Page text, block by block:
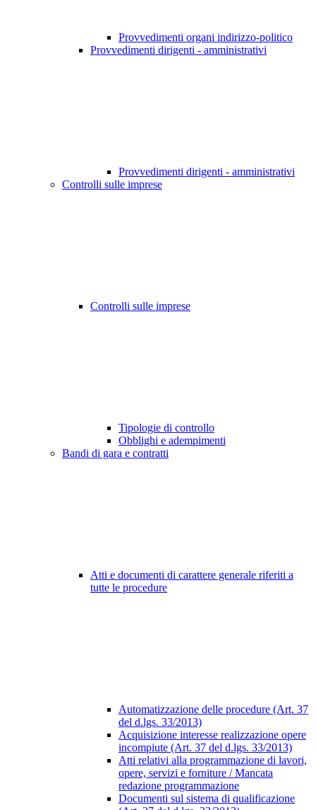
Provvedimenti organi indirizzo-politico
Provvedimenti dirigenti - amministrativi
Provvedimenti dirigenti - amministrativi
Controlli sulle imprese
Controlli sulle imprese
Tipologie di controllo
Obblighi e adempimenti
Bandi di gara e contratti
Atti e documenti di carattere generale riferiti a
tutte le procedure
Automatizzazione delle procedure (Art. 37
del d.lgs. 33/2013)
Acquisizione interesse realizzazione opere
incompiute (Art. 37 del d.lgs. 33/2013)
Atti relativi alla programmazione di lavori,
opere, servizi e forniture / Mancata
redazione programmazione
Documenti sul sistema di qualificazione